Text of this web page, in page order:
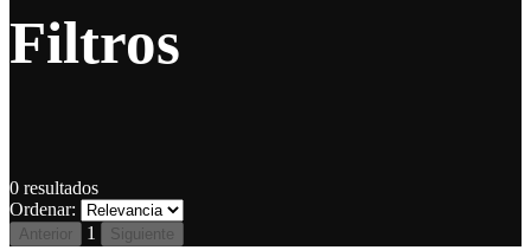
Filtros
0 resultados
Ordenar:
Anterior 1 Siguiente